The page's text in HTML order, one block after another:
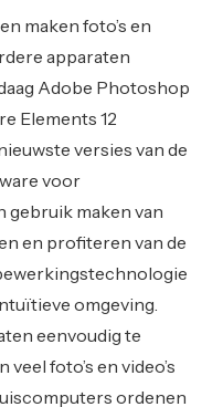
maken foto’s en
apparaten
Adobe Photoshop
Elements 12
versies van de
voor
gebruik maken van
en profiteren van de
omgeving.
eenvoudig te
foto’s en video’s
ordenen